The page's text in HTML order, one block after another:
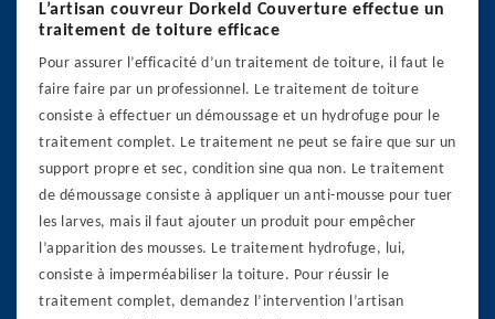
L’artisan couvreur Dorkeld Couverture effectue un
traitement de toiture efficace
Pour assurer l’efficacité d’un traitement de toiture, il faut le
faire faire par un professionnel. Le traitement de toiture
consiste à effectuer un démoussage et un hydrofuge pour le
traitement complet. Le traitement ne peut se faire que sur un
support propre et sec, condition sine qua non. Le traitement
de démoussage consiste à appliquer un anti-mousse pour tuer
les larves, mais il faut ajouter un produit pour empêcher
l’apparition des mousses. Le traitement hydrofuge, lui,
consiste à imperméabiliser la toiture. Pour réussir le
traitement complet, demandez l’intervention l’artisan